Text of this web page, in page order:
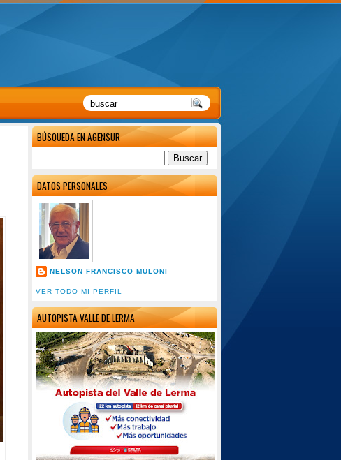
BÚSQUEDA EN AGENSUR
DATOS PERSONALES
NELSON FRANCISCO MULONI
VER TODO MI PERFIL
AUTOPISTA VALLE DE LERMA